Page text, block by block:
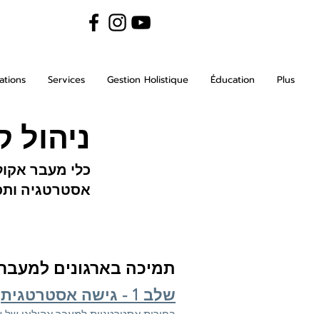
Services Gestion Holistique Éducation Plus
ניהול
כלי מעבר
אסטרטגיה
תמיכה בארגונים
שלב 1 - גישה אסטרטגית